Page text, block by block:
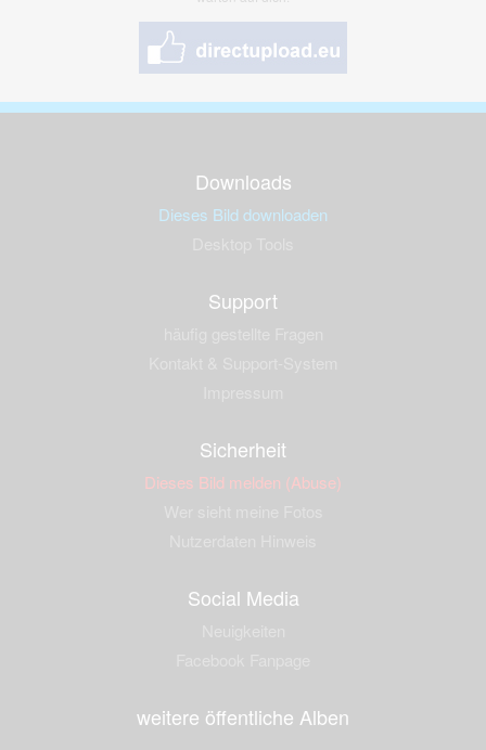
Downloads
Dieses Bild downloaden
Support
Sicherheit
Dieses Bild melden (Abuse)
Social Media
weitere öffentliche Alben